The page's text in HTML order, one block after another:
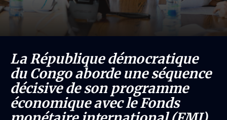
La République démocratique
du Congo aborde une séquence
décisive de son programme
économique avec le Fonds